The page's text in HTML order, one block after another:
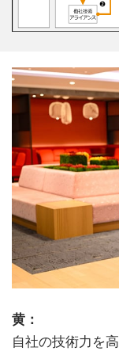
黄：
自社の技術力を